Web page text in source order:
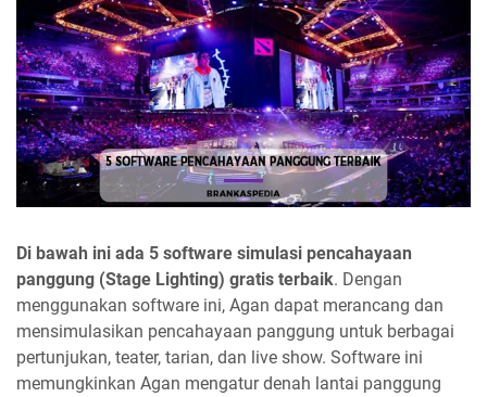
Di bawah ini ada 5 software simulasi pencahayaan
panggung (Stage Lighting) gratis terbaik. Dengan
menggunakan software ini, Agan dapat merancang dan
mensimulasikan pencahayaan panggung untuk berbagai
pertunjukan, teater, tarian, dan live show. Software ini
memungkinkan Agan mengatur denah lantai panggung